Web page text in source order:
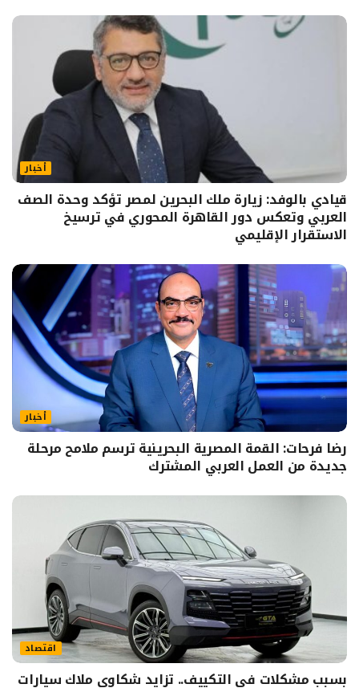
أخبار
قيادي بالوفد: زيارة ملك البحرين لمصر تؤكد وحدة الصف
العربي وتعكس دور القاهرة المحوري في ترسيخ
الاستقرار الإقليمي
أخبار
رضا فرحات: القمة المصرية البحرينية ترسم ملامح مرحلة
جديدة من العمل العربي المشترك
اقتصاد
بسبب مشكلات في التكييف.. تزايد شكاوى ملاك سيارات